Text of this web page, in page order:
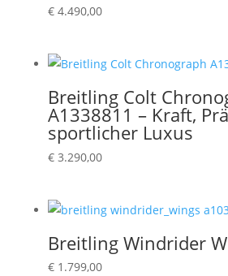
€4.490,00
Breitling Colt
A1338811 – Kraft,
sportlicher Luxus
€3.290,00
Breitling Windrider
€1.799,00